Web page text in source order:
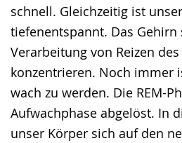
schnell. Gleichzeitig ist
tiefenentspannt. Das
Verarbeitung von Reizen
konzentrieren. Noch immer
wach zu werden. Die REM-
Aufwachphase abgelöst. In
unser Körper sich auf den